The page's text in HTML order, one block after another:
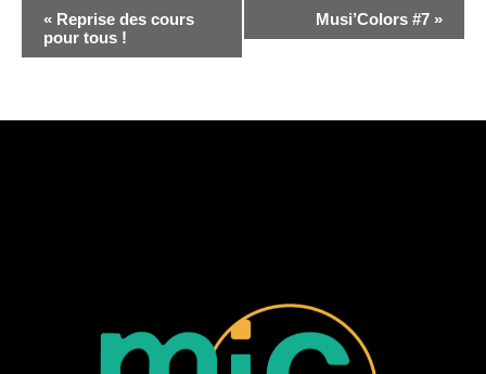
NAVIGATION
ÉVÈNEMENT
« Reprise des cours
pour tous !
Musi’Colors #7 »